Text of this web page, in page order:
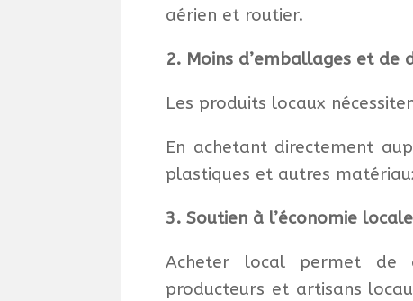
aérien et routier.
2. Moins d’emballages et de
Les produits locaux
En achetant directement
plastiques et autres
3. Soutien à l’économie
Acheter local permet de
producteurs et artisans